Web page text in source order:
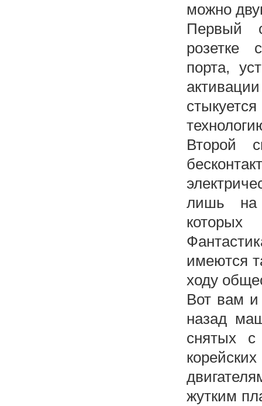
можно
Первый
розетке
порта,
Второй
лишь на
имеются
ходу
Вот вам и
назад
снятых с
жутким